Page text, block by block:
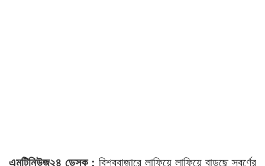
এমটিনিউজ২৪ ডেস্ক : বিশ্ববাজারে লাফিয়ে লাফিয়ে বাড়ছে স্বর্ণের